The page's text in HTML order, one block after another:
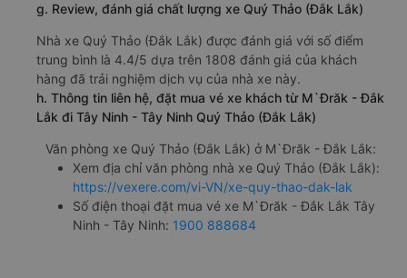
g. Review, đánh giá chất lượng xe Quý Thảo (Đắk Lắk)
Nhà xe Quý Thảo (Đắk Lắk) được đánh giá với số điểm
trung bình là 4.4/5 dựa trên 1808 đánh giá của khách
hàng đã trải nghiệm dịch vụ của nhà xe này.
h. Thông tin liên hệ, đặt mua vé xe khách từ M`Đrăk - Đắk
Lắk đi Tây Ninh - Tây Ninh Quý Thảo (Đắk Lắk)
Văn phòng xe Quý Thảo (Đắk Lắk) ở M`Đrăk - Đắk Lắk:
Xem địa chỉ văn phòng nhà xe Quý Thảo (Đắk Lắk):
https://vexere.com/vi-VN/xe-quy-thao-dak-lak
Số điện thoại đặt mua vé xe M`Đrăk - Đắk Lắk Tây
Ninh - Tây Ninh: 1900 888684